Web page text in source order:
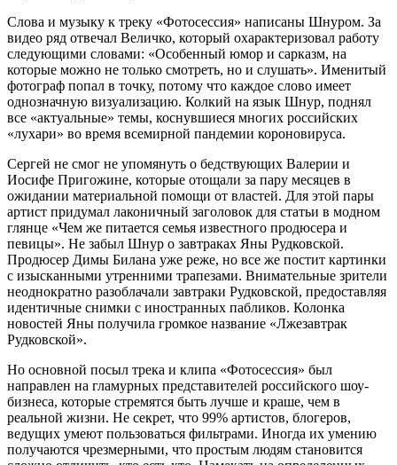
Слова и музыку к треку «Фотосессия» написаны Шнуром. За
видео ряд отвечал Величко, который охарактеризовал работу
следующими словами: «Особенный юмор и сарказм, на
которые можно не только смотреть, но и слушать». Именитый
фотограф попал в точку, потому что каждое слово имеет
однозначную визуализацию. Колкий на язык Шнур, поднял
все «актуальные» темы, коснувшиеся многих российских
«лухари» во время всемирной пандемии короновируса.
Сергей не смог не упомянуть о бедствующих Валерии и
Иосифе Пригожине, которые отощали за пару месяцев в
ожидании материальной помощи от властей. Для этой пары
артист придумал лаконичный заголовок для статьи в модном
глянце «Чем же питается семья известного продюсера и
певицы». Не забыл Шнур о завтраках Яны Рудковской.
Продюсер Димы Билана уже реже, но все же постит картинки
с изысканными утренними трапезами. Внимательные зрители
неоднократно разоблачали завтраки Рудковской, предоставляя
идентичные снимки с иностранных пабликов. Колонка
новостей Яны получила громкое название «Лжезавтрак
Рудковской».
Но основной посыл трека и клипа «Фотосессия» был
направлен на гламурных представителей российского шоу-
бизнеса, которые стремятся быть лучше и краше, чем в
реальной жизни. Не секрет, что 99% артистов, блогеров,
ведущих умеют пользоваться фильтрами. Иногда их умению
получаются чрезмерными, что простым людям становится